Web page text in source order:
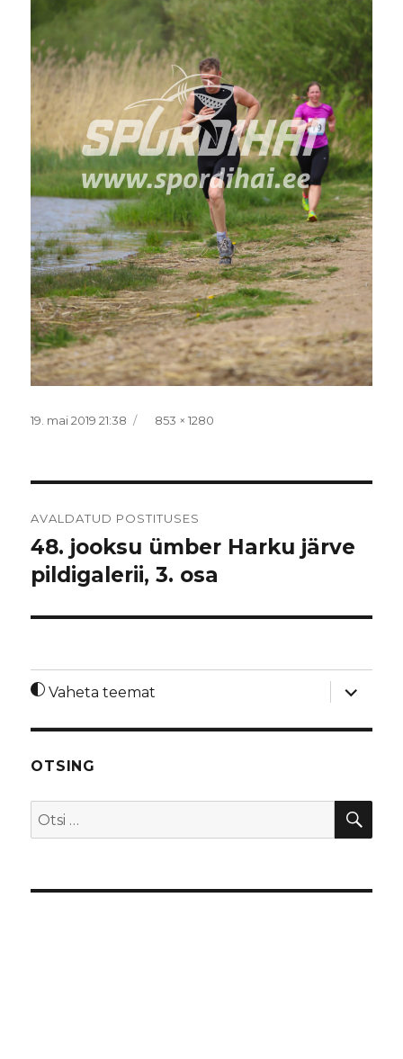
Postitatud
19. mai 2019 21:38 Täissuurus
853 × 1280
AVALDATUD POSTITUSES
48. jooksu ümber Harku järve
pildigalerii, 3. osa
Vaheta teemat
laienda
OTSING
Otsi: